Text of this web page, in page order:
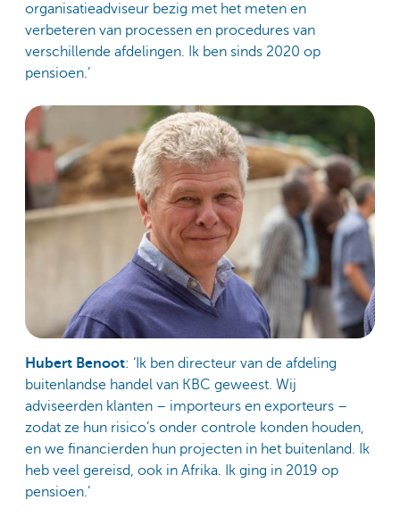
organisatieadviseur bezig met het meten en
verbeteren van processen en procedures van
verschillende afdelingen. Ik ben sinds 2020 op
pensioen.’
Hubert Benoot: ‘Ik ben directeur van de afdeling
buitenlandse handel van KBC geweest. Wij
adviseerden klanten – importeurs en exporteurs –
zodat ze hun risico’s onder controle konden houden,
en we financierden hun projecten in het buitenland. Ik
heb veel gereisd, ook in Afrika. Ik ging in 2019 op
pensioen.’